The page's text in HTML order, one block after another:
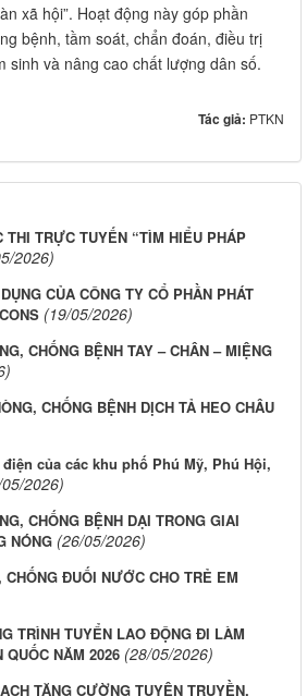
xã hội”. Hoạt động này góp phần
bệnh, tầm soát, chẩn đoán, điều trị
sinh và nâng cao chất lượng dân số.
Tác giả: PTKN
THI TRỰC TUYẾN “TÌM HIỂU PHÁP
2026)
CỦA CÔNG TY CỔ PHẦN PHÁT
(19/05/2026)
CHỐNG BỆNH TAY – CHÂN – MIỆNG
CHỐNG BỆNH DỊCH TẢ HEO CHÂU
của các khu phố Phú Mỹ, Phú Hội,
2026)
CHỐNG BỆNH DẠI TRONG GIAI
NÓNG (26/05/2026)
CHỐNG ĐUỐI NƯỚC CHO TRẺ EM
TRÌNH TUYỂN LAO ĐỘNG ĐI LÀM
NĂM 2026 (28/05/2026)
TĂNG CƯỜNG TUYÊN TRUYỀN,